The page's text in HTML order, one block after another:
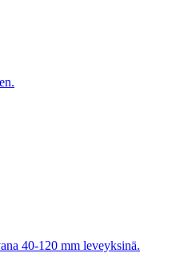
40-120 mm leveyksinä.